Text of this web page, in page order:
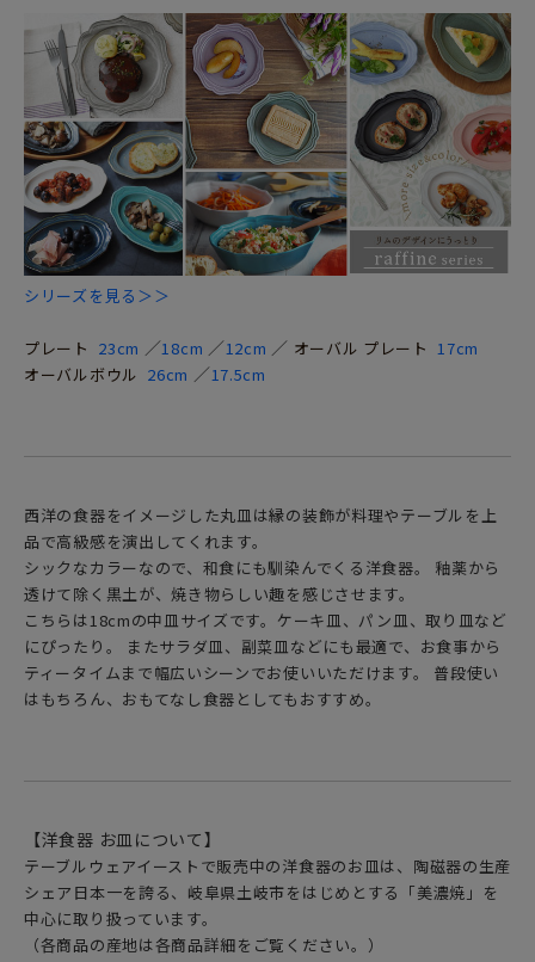
シリーズを見る＞＞
プレート 23cm ／18cm ／12cm ／ オーバル プレート 17cm
オーバルボウル 26cm ／17.5cm
西洋の食器をイメージした丸皿は縁の装飾が料理やテーブルを上
品で高級感を演出してくれます。
シックなカラーなので、和食にも馴染んでくる洋食器。 釉薬から
透けて除く黒土が、焼き物らしい趣を感じさせます。
こちらは18cmの中皿サイズです。ケーキ皿、パン皿、取り皿など
にぴったり。 またサラダ皿、副菜皿などにも最適で、お食事から
ティータイムまで幅広いシーンでお使いいただけます。 普段使い
はもちろん、おもてなし食器としてもおすすめ。
【洋食器 お皿について】
テーブルウェアイーストで販売中の洋食器のお皿は、陶磁器の生産
シェア日本一を誇る、岐阜県土岐市をはじめとする「美濃焼」を
中心に取り扱っています。
（各商品の産地は各商品詳細をご覧ください。）